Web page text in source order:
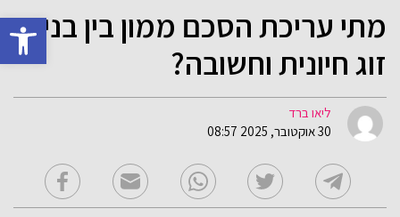
פתחמתי עריכת הסכם ממון בין בני
זוג חיונית וחשובה?
ליאו ברד
30 אוקטובר, 2025 08:57